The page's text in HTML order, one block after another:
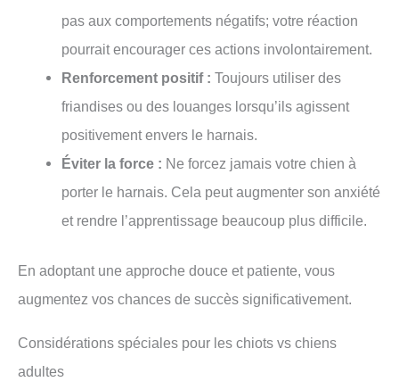
pas aux comportements négatifs; votre réaction
pourrait encourager ces actions involontairement.
Renforcement positif : Toujours utiliser des
friandises ou des louanges lorsqu’ils agissent
positivement envers le harnais.
Éviter la force : Ne forcez jamais votre chien à
porter le harnais. Cela peut augmenter son anxiété
et rendre l’apprentissage beaucoup plus difficile.
En adoptant une approche douce et patiente, vous
augmentez vos chances de succès significativement.
Considérations spéciales pour les chiots vs chiens
adultes